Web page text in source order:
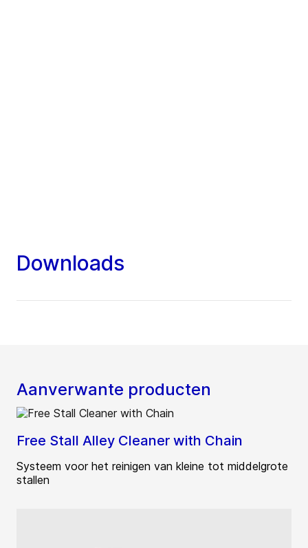
Downloads
Aanverwante producten
Free Stall Alley Cleaner with Chain
Systeem voor het reinigen van kleine tot middelgrote
stallen